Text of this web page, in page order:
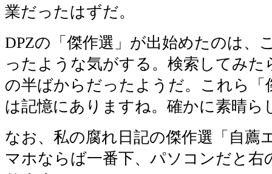
業だったはずだ。
DPZの「傑作選」が出始めたのは、
ったような気がする。検索してみた
の半ばからだったようだ。これら「
は記憶にありますね。確かに素晴ら
なお、私の腐れ日記の傑作選「自薦
マホならば一番下、パソコンだと右